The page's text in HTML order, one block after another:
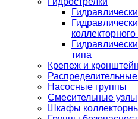
коллекторного
типа
Крепеж и
Насосные группы
Смесительные узлы
Шкафы